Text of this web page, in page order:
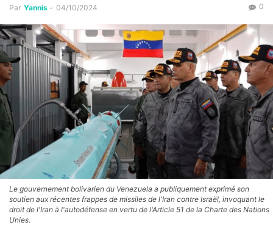
Par Yannis - 04/10/2024 0
Le gouvernement bolivarien du Venezuela a publiquement exprimé son
soutien aux récentes frappes de missiles de l'Iran contre Israël, invoquant le
droit de l'Iran à l'autodéfense en vertu de l'Article 51 de la Charte des Nations
Unies.